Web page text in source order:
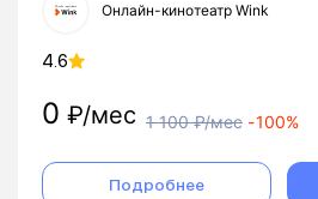
Онлайн-кинотеатр Wink
4.6
0 ₽/мес 1 100₽/мес -100%
Подробнее